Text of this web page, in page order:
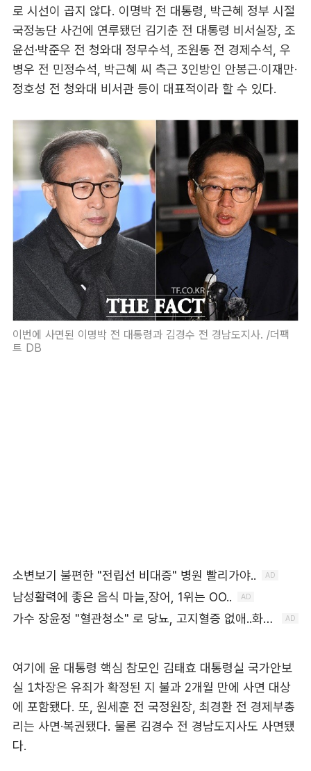
로 시선이 곱지 않다. 이명박 전 대통령, 박근혜 정부 시절
국정농단 사건에 연루됐던 김기춘 전 대통령 비서실장, 조
윤선·박준우 전 청와대 정무수석, 조원동 전 경제수석, 우
병우 전 민정수석, 박근혜 씨 측근 3인방인 안봉근·이재만·
정호성 전 청와대 비서관 등이 대표적이라 할 수 있다.
이번에 사면된 이명박 전 대통령과 김경수 전 경남도지사. /더팩
트 DB
여기에 윤 대통령 핵심 참모인 김태효 대통령실 국가안보
실 1차장은 유죄가 확정된 지 불과 2개월 만에 사면 대상
에 포함됐다. 또, 원세훈 전 국정원장, 최경환 전 경제부총
리는 사면·복권됐다. 물론 김경수 전 경남도지사도 사면됐
다.